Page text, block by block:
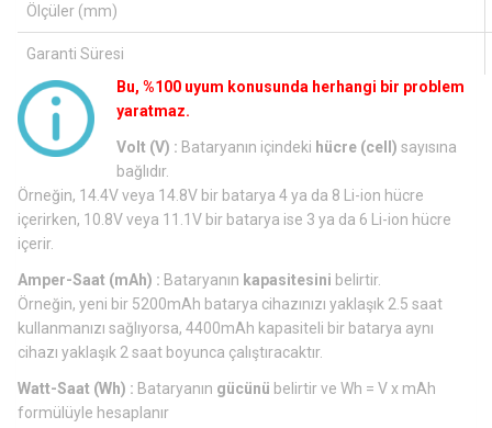
Ölçüler (mm)
Garanti Süresi
Bu, %100 uyum konusunda herhangi bir problem
yaratmaz.
Volt (V) : Bataryanın içindeki hücre (cell) sayısına
bağlıdır.
Örneğin, 14.4V veya 14.8V bir batarya 4 ya da 8 Li-ion hücre
içerirken, 10.8V veya 11.1V bir batarya ise 3 ya da 6 Li-ion hücre
içerir.
Amper-Saat (mAh) : Bataryanın kapasitesini belirtir.
Örneğin, yeni bir 5200mAh batarya cihazınızı yaklaşık 2.5 saat
kullanmanızı sağlıyorsa, 4400mAh kapasiteli bir batarya aynı
cihazı yaklaşık 2 saat boyunca çalıştıracaktır.
Watt-Saat (Wh) : Bataryanın gücünü belirtir ve Wh = V x mAh
formülüyle hesaplanır